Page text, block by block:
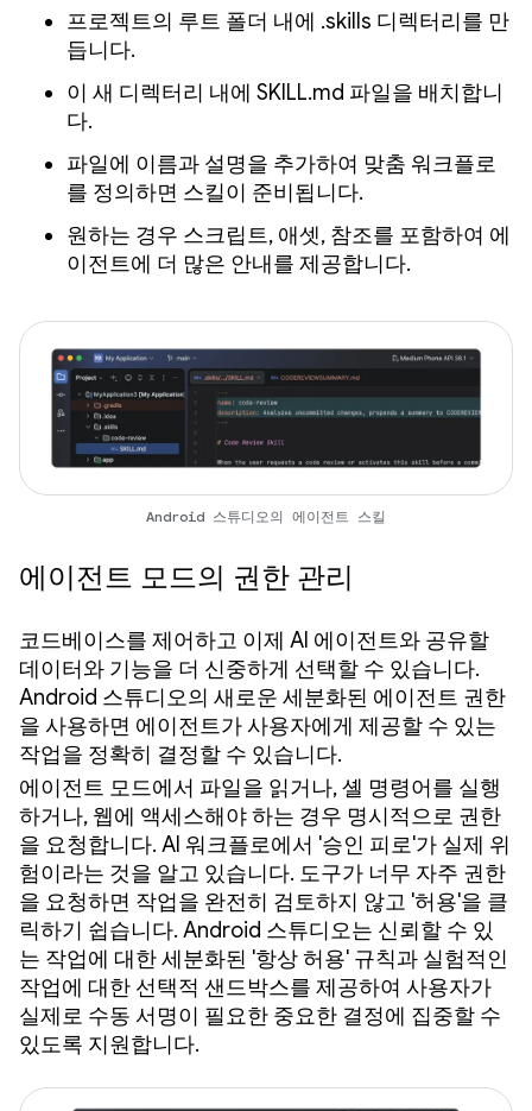
프로젝트의 루트 폴더 내에 .skills 디렉터리를 만
듭니다.
이 새 디렉터리 내에 SKILL.md 파일을 배치합니
다.
파일에 이름과 설명을 추가하여 맞춤 워크플로
를 정의하면 스킬이 준비됩니다.
원하는 경우 스크립트, 애셋, 참조를 포함하여 에
이전트에 더 많은 안내를 제공합니다.
Android 스튜디오의 에이전트 스킬
에이전트 모드의 권한 관리
코드베이스를 제어하고 이제 AI 에이전트와 공유할
데이터와 기능을 더 신중하게 선택할 수 있습니다.
Android 스튜디오의 새로운 세분화된 에이전트 권한
을 사용하면 에이전트가 사용자에게 제공할 수 있는
작업을 정확히 결정할 수 있습니다.
에이전트 모드에서 파일을 읽거나, 셸 명령어를 실행
하거나, 웹에 액세스해야 하는 경우 명시적으로 권한
을 요청합니다. AI 워크플로에서 '승인 피로'가 실제 위
험이라는 것을 알고 있습니다. 도구가 너무 자주 권한
을 요청하면 작업을 완전히 검토하지 않고 '허용'을 클
릭하기 쉽습니다. Android 스튜디오는 신뢰할 수 있
는 작업에 대한 세분화된 '항상 허용' 규칙과 실험적인
작업에 대한 선택적 샌드박스를 제공하여 사용자가
실제로 수동 서명이 필요한 중요한 결정에 집중할 수
있도록 지원합니다.